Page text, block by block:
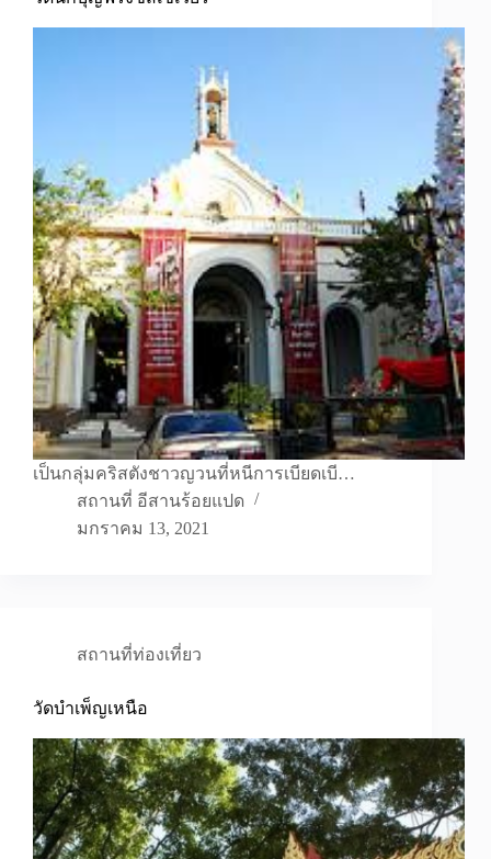
เป็นกลุ่มคริสตังชาวญวนที่หนีการเบียดเบี…
สถานที่ อีสานร้อยแปด
มกราคม 13, 2021
สถานที่ท่องเที่ยว
วัดบำเพ็ญเหนือ